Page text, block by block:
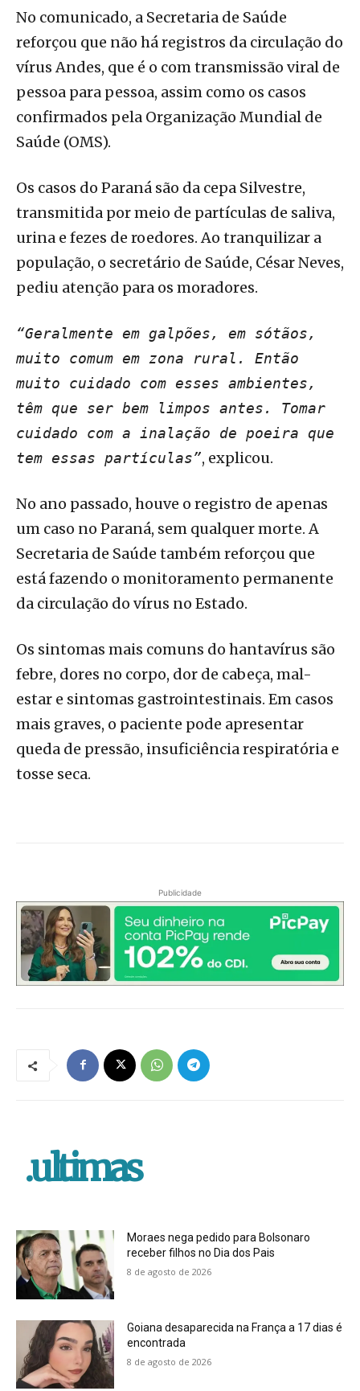
No comunicado, a Secretaria de Saúde
reforçou que não há registros da circulação do
vírus Andes, que é o com transmissão viral de
pessoa para pessoa, assim como os casos
confirmados pela Organização Mundial de
Saúde (OMS).
Os casos do Paraná são da cepa Silvestre,
transmitida por meio de partículas de saliva,
urina e fezes de roedores. Ao tranquilizar a
população, o secretário de Saúde, César Neves,
pediu atenção para os moradores.
“Geralmente em galpões, em sótãos,
muito comum em zona rural. Então
muito cuidado com esses ambientes,
têm que ser bem limpos antes. Tomar
cuidado com a inalação de poeira que
tem essas partículas”, explicou.
No ano passado, houve o registro de apenas
um caso no Paraná, sem qualquer morte. A
Secretaria de Saúde também reforçou que
está fazendo o monitoramento permanente
da circulação do vírus no Estado.
Os sintomas mais comuns do hantavírus são
febre, dores no corpo, dor de cabeça, mal-
estar e sintomas gastrointestinais. Em casos
mais graves, o paciente pode apresentar
queda de pressão, insuficiência respiratória e
tosse seca.
Publicidade
.ultimas
Moraes nega pedido para Bolsonaro
receber filhos no Dia dos Pais
8 de agosto de 2026
Goiana desaparecida na França a 17 dias é
encontrada
8 de agosto de 2026